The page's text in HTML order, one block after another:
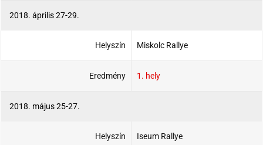
2018. április 27-29.
Helyszín Miskolc Rallye
Eredmény 1. hely
2018. május 25-27.
Helyszín Iseum Rallye